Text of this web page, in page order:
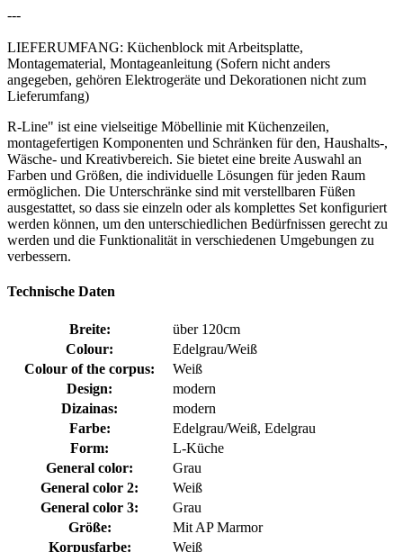
---
LIEFERUMFANG: Küchenblock mit Arbeitsplatte,
Montagematerial, Montageanleitung (Sofern nicht anders
angegeben, gehören Elektrogeräte und Dekorationen nicht zum
Lieferumfang)
R-Line" ist eine vielseitige Möbellinie mit Küchenzeilen,
montagefertigen Komponenten und Schränken für den, Haushalts-,
Wäsche- und Kreativbereich. Sie bietet eine breite Auswahl an
Farben und Größen, die individuelle Lösungen für jeden Raum
ermöglichen. Die Unterschränke sind mit verstellbaren Füßen
ausgestattet, so dass sie einzeln oder als komplettes Set konfiguriert
werden können, um den unterschiedlichen Bedürfnissen gerecht zu
werden und die Funktionalität in verschiedenen Umgebungen zu
verbessern.
Technische Daten
Breite:
über 120cm
Colour:
Edelgrau/Weiß
Colour of the corpus:
Weiß
Design:
modern
Dizainas:
modern
Farbe:
Edelgrau/Weiß, Edelgrau
Form:
L-Küche
General color:
Grau
General color 2:
Weiß
General color 3:
Grau
Größe:
Mit AP Marmor
Korpusfarbe:
Weiß